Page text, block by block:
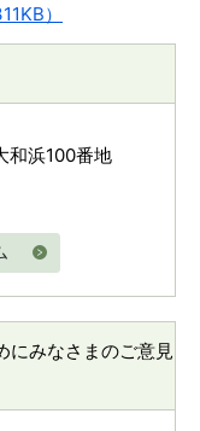
）
和浜100番地
にみなさまのご意見